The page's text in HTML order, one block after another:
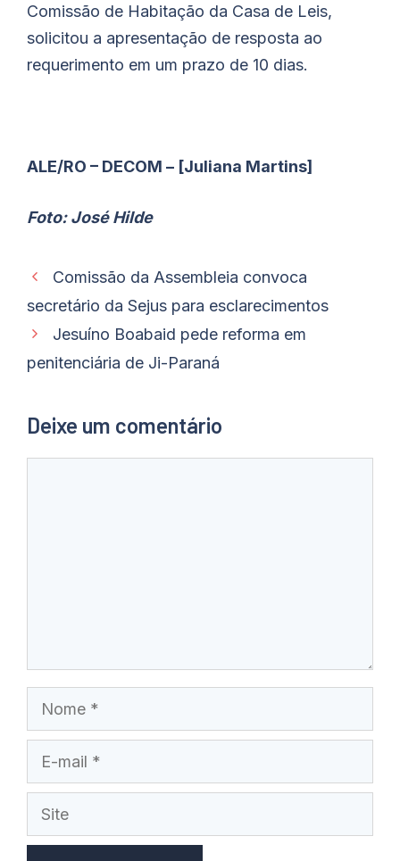
Comissão de Habitação da Casa de Leis,
solicitou a apresentação de resposta ao
requerimento em um prazo de 10 dias.
ALE/RO – DECOM – [Juliana Martins]
Foto: José Hilde
Comissão da Assembleia convoca
secretário da Sejus para esclarecimentos
Jesuíno Boabaid pede reforma em
penitenciária de Ji-Paraná
Deixe um comentário
Nome
mail
Site